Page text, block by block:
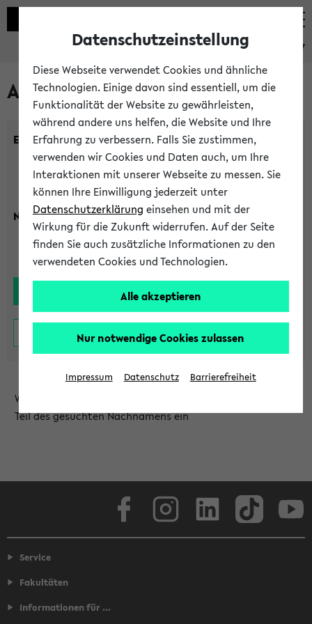
eKVV
Alle Lehrenden
Einrichtung:
Nachname:
Wählen Sie die Einrichtung aus und/oder geben Sie einen
Teil des gesuchten Nachnamens ein
Service
Fakultäten
Informationen für ...
Datenschutzeinstellung
Diese Webseite verwendet Cookies und ähnliche
Technologien. Einige davon sind essentiell, um die
Funktionalität der Website zu gewährleisten,
während andere uns helfen, die Website und Ihre
Erfahrung zu verbessern. Falls Sie zustimmen,
verwenden wir Cookies und Daten auch, um Ihre
Interaktionen mit unserer Webseite zu messen. Sie
können Ihre Einwilligung jederzeit unter
Datenschutzerklärung einsehen und mit der
Wirkung für die Zukunft widerrufen. Auf der Seite
finden Sie auch zusätzliche Informationen zu den
verwendeten Cookies und Technologien.
Alle akzeptieren
Nur notwendige Cookies zulassen
Impressum Datenschutz Barrierefreiheit